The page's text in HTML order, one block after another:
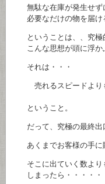
無駄な在庫が発生せず
必要なだけの物を届け
ということは、、究極
こんな思想が頭に浮か
それは・・・
売れるスピードよりも
ということ。
だって、究極の最終出
あくまでお客様の手に
そこに出ていく数より
しまったら・・・・・